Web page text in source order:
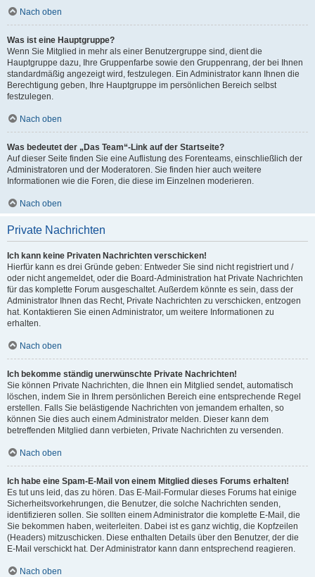
Nach oben
Was ist eine Hauptgruppe?
Wenn Sie Mitglied in mehr als einer Benutzergruppe sind, dient die
Hauptgruppe dazu, Ihre Gruppenfarbe sowie den Gruppenrang, der bei Ihnen
standardmäßig angezeigt wird, festzulegen. Ein Administrator kann Ihnen die
Berechtigung geben, Ihre Hauptgruppe im persönlichen Bereich selbst
festzulegen.
Nach oben
Was bedeutet der „Das Team“-Link auf der Startseite?
Auf dieser Seite finden Sie eine Auflistung des Forenteams, einschließlich der
Administratoren und der Moderatoren. Sie finden hier auch weitere
Informationen wie die Foren, die diese im Einzelnen moderieren.
Nach oben
Private Nachrichten
Ich kann keine Privaten Nachrichten verschicken!
Hierfür kann es drei Gründe geben: Entweder Sie sind nicht registriert und /
oder nicht angemeldet, oder die Board-Administration hat Private Nachrichten
für das komplette Forum ausgeschaltet. Außerdem könnte es sein, dass der
Administrator Ihnen das Recht, Private Nachrichten zu verschicken, entzogen
hat. Kontaktieren Sie einen Administrator, um weitere Informationen zu
erhalten.
Nach oben
Ich bekomme ständig unerwünschte Private Nachrichten!
Sie können Private Nachrichten, die Ihnen ein Mitglied sendet, automatisch
löschen, indem Sie in Ihrem persönlichen Bereich eine entsprechende Regel
erstellen. Falls Sie belästigende Nachrichten von jemandem erhalten, so
können Sie dies auch einem Administrator melden. Dieser kann dem
betreffenden Mitglied dann verbieten, Private Nachrichten zu versenden.
Nach oben
Ich habe eine Spam-E-Mail von einem Mitglied dieses Forums erhalten!
Es tut uns leid, das zu hören. Das E-Mail-Formular dieses Forums hat einige
Sicherheitsvorkehrungen, die Benutzer, die solche Nachrichten senden,
identifizieren sollen. Sie sollten einem Administrator die komplette E-Mail, die
Sie bekommen haben, weiterleiten. Dabei ist es ganz wichtig, die Kopfzeilen
(Headers) mitzuschicken. Diese enthalten Details über den Benutzer, der die
E-Mail verschickt hat. Der Administrator kann dann entsprechend reagieren.
Nach oben